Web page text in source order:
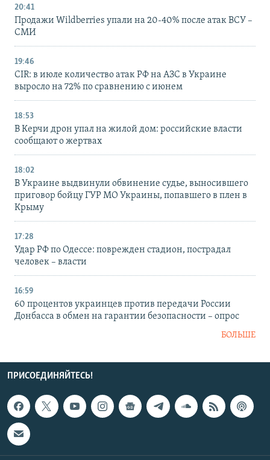
20:41
Продажи Wildberries упали на 20-40% после атак ВСУ –
СМИ
19:46
CIR: в июле количество атак РФ на АЗС в Украине
выросло на 72% по сравнению с июнем
18:53
В Керчи дрон упал на жилой дом: российские власти
сообщают о жертвах
18:02
В Украине выдвинули обвинение судье, выносившего
приговор бойцу ГУР МО Украины, попавшего в плен в
Крыму
17:28
Удар РФ по Одессе: поврежден стадион, пострадал
человек – власти
16:59
60 процентов украинцев против передачи России
Донбасса в обмен на гарантии безопасности – опрос
БОЛЬШЕ
ПРИСОЕДИНЯЙТЕСЬ!